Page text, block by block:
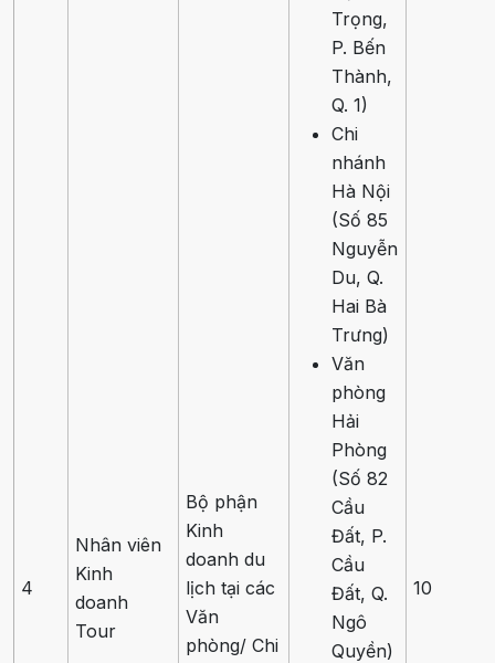
4
Nhân viên
Kinh
doanh
Tour
Bộ phận
Kinh
doanh du
lịch tại các
Văn
phòng/ Chi
Trọng,
P. Bến
Thành,
Q. 1)
Chi
nhánh
Hà Nội
(Số 85
Nguyễn
Du, Q.
Hai Bà
Trưng)
Văn
phòng
Hải
Phòng
(Số 82
Cầu
Đất, P.
Cầu
Đất, Q.
Ngô
Quyền)
10